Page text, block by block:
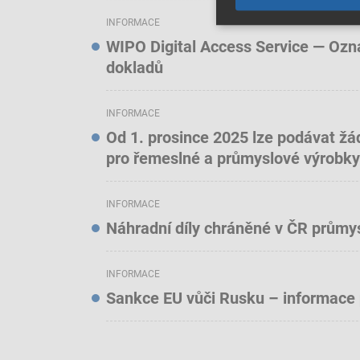
INFORMACE
WIPO Digital Access Service —
dokladů
INFORMACE
Od 1. prosince 2025 lze podávat
pro řemeslné a průmyslové výrobky
INFORMACE
Náhradní díly chráněné v ČR
INFORMACE
Sankce EU vůči Rusku –